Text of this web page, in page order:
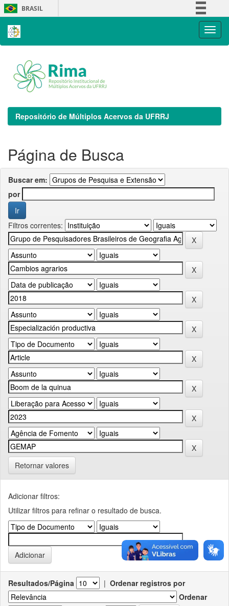
Skip
navigation
BRASIL
Repositório de Múltiplos Acervos da UFRRJ
Página de Busca
Buscar em:
por
Filtros correntes:
Retornar valores
Adicionar filtros:
Utilizar filtros para refinar o resultado de busca.
Resultados/Página | Ordenar registros por
Ordenar